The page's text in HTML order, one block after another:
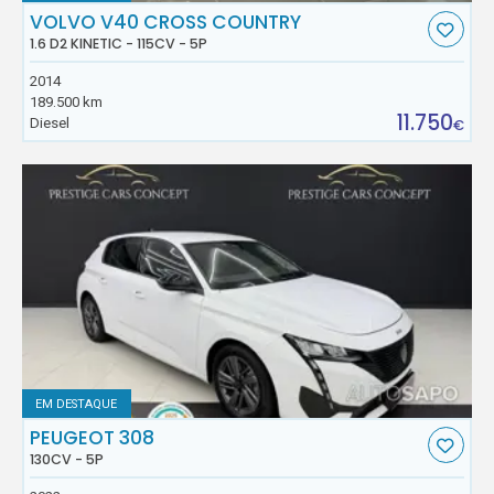
VOLVO V40 CROSS COUNTRY
1.6 D2 KINETIC - 115CV - 5P
2014
189.500 km
Diesel
11.750€
EM DESTAQUE
PEUGEOT 308
130CV - 5P